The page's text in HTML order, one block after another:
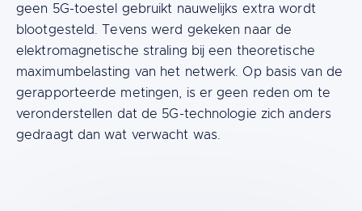
geen 5G-toestel gebruikt nauwelijks extra wordt
blootgesteld. Tevens werd gekeken naar de
elektromagnetische straling bij een theoretische
maximumbelasting van het netwerk. Op basis van de
gerapporteerde metingen, is er geen reden om te
veronderstellen dat de 5G-technologie zich anders
gedraagt dan wat verwacht was.